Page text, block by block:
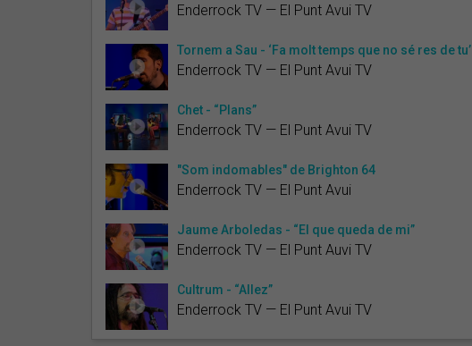
Enderrock TV — El Punt Avui TV
Tornem a Sau - ‘Fa molt temps que no sé res de tu’
Enderrock TV — El Punt Avui TV
Chet - “Plans”
Enderrock TV — El Punt Avui TV
"Som indomables" de Brighton 64
Enderrock TV — El Punt Avui
Jaume Arboledas - “El que queda de mi”
Enderrock TV — El Punt Auvi TV
Cultrum - “Allez”
Enderrock TV — El Punt Avui TV